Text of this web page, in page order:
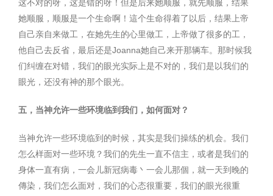
这不对的呀，这是错的呀！但是后来她顺服，就先顺服，结果
她顺服，顺服是一个生命啊！這个生命得着了以后，结果上帝
自己亲自来做工，在她先生的心里做工，上帝做了很多的工，
他自己去反省，最后还是Joanna她自己来开那辆车。那时候我
们纠缠在对错，我们的眼光实际上是不对的，我们是以我们的
眼光，还没有神的那个眼光。
五，当神允许一些环境临到我们，如何面对？
当神允许一些环境临到的时候，其实是我们操练的机会。我们
怎么样面对一些环境？我们的先生一直不信主，或者是我们的
身体一直有病，一会儿新冠病毒丶一会儿那個，就一天到晚的
傳染，我们怎么面对，我们的心态很重要，我们的眼光很重